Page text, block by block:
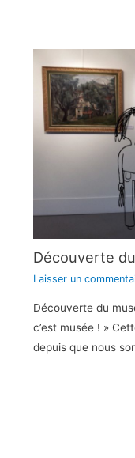
Découverte
Laisser un
Découverte du
c’est musée ! »
depuis que nous